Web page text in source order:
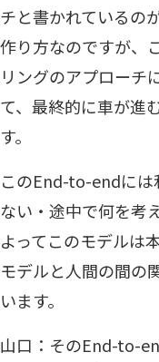
チと書かれているの
作り方なのですが、
リングのアプローチ
て、最終的に車が進
す。
このEnd-to-endには
ない・途中で何を考
よってこのモデルは
モデルと人間の間の
います。
山口：そのEnd-to-